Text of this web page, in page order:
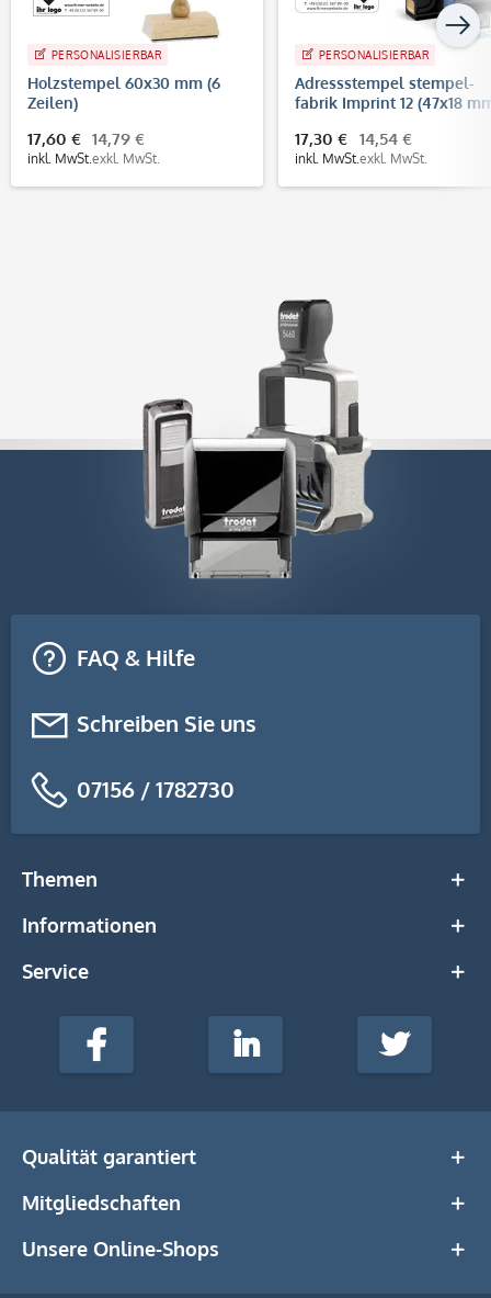
PERSONALISIERBAR
Holzstempel 60x30 mm (6
Zeilen)
17,60 €
inkl. MwSt.
14,79 €
exkl. MwSt.
PERSONALISIERBAR
Adressstempel stempel-
fabrik Imprint 12 (47x18
17,30 €
inkl. MwSt.
14,54 €
exkl. MwSt.
FAQ & Hilfe
Schreiben Sie uns
07156 / 1782730
Themen
Informationen
Service
stempel-
Media
Facebook LinkedIn Twitter
Qualität garantiert
Mitgliedschaften
Unsere Online-Shops